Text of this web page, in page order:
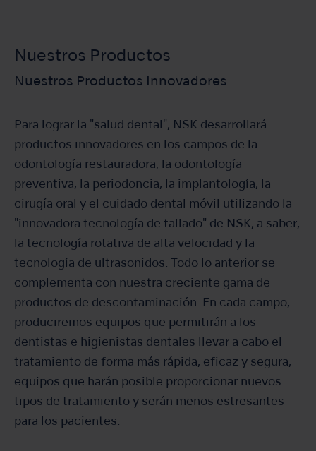
Nuestros Productos
Nuestros Productos Innovadores
Para lograr la "salud dental", NSK desarrollará
productos innovadores en los campos de la
odontología restauradora, la odontología
preventiva, la periodoncia, la implantología, la
cirugía oral y el cuidado dental móvil utilizando la
"innovadora tecnología de tallado" de NSK, a saber,
la tecnología rotativa de alta velocidad y la
tecnología de ultrasonidos. Todo lo anterior se
complementa con nuestra creciente gama de
productos de descontaminación. En cada campo,
produciremos equipos que permitirán a los
dentistas e higienistas dentales llevar a cabo el
tratamiento de forma más rápida, eficaz y segura,
equipos que harán posible proporcionar nuevos
tipos de tratamiento y serán menos estresantes
para los pacientes.